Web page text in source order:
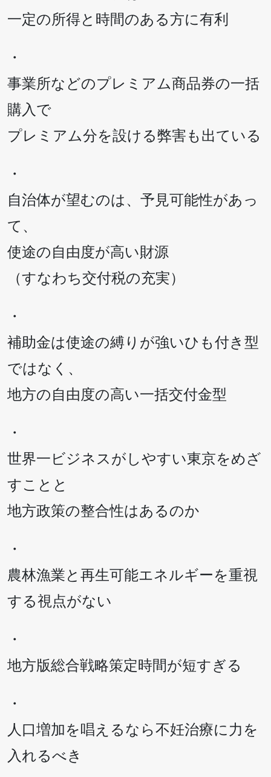
一定の所得と時間のある方に有利
・
事業所などのプレミアム商品券の一括
購入で
プレミアム分を設ける弊害も出ている
・
自治体が望むのは、予見可能性があっ
て、
使途の自由度が高い財源
（すなわち交付税の充実）
・
補助金は使途の縛りが強いひも付き型
ではなく、
地方の自由度の高い一括交付金型
・
世界一ビジネスがしやすい東京をめざ
すことと
地方政策の整合性はあるのか
・
農林漁業と再生可能エネルギーを重視
する視点がない
・
地方版総合戦略策定時間が短すぎる
・
人口増加を唱えるなら不妊治療に力を
入れるべき